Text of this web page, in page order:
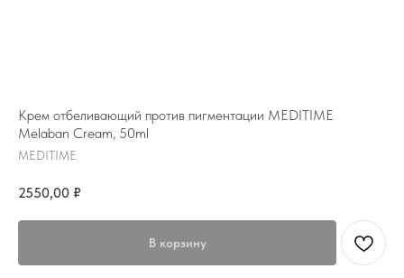
Крем отбеливающий против пигментации MEDITIME
Melaban Cream, 50ml
MEDITIME
2550,00 ₽
В корзину